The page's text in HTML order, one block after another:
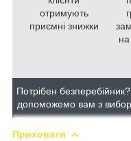
отримують
приємні знижки
на
Потрібен
допоможемо вам з
Приховати